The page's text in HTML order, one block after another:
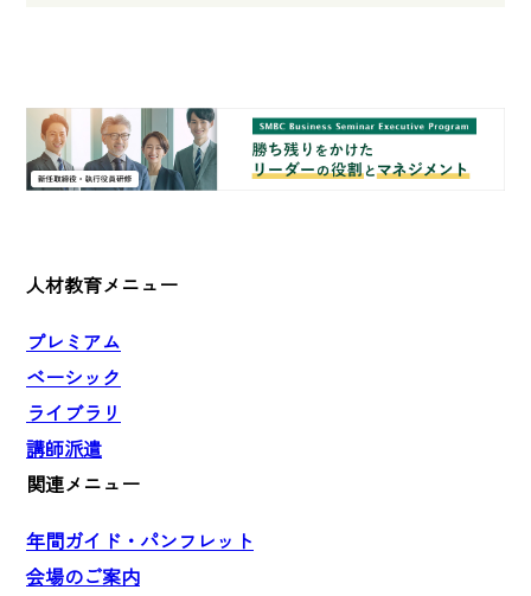
人材教育メニュー
プレミアム
ベーシック
ライブラリ
講師派遣
関連メニュー
年間ガイド・パンフレット
会場のご案内